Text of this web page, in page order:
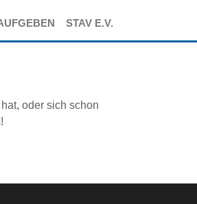
STAV E.V.
oder sich schon